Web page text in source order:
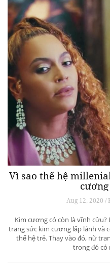
Vì sao thế hệ
Aug 12, 2020 /
Kim cương có còn là vĩnh
trang sức kim cương lấp lánh và
thế hệ trẻ. Thay vào đó, nữ
trong đó có